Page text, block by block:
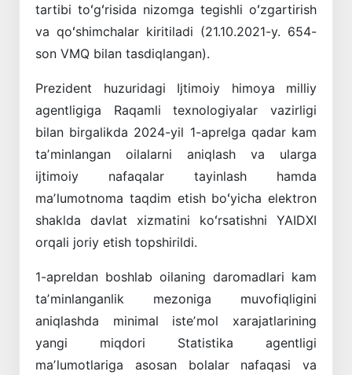
tartibi toʻgʻrisida nizomga tegishli oʻzgartirish
va qoʻshimchalar kiritiladi (21.10.2021-y. 654-
son VMQ bilan tasdiqlangan).
Prezident huzuridagi Ijtimoiy himoya milliy
agentligiga Raqamli texnologiyalar vazirligi
bilan birgalikda 2024-yil 1-aprelga qadar kam
taʼminlangan oilalarni aniqlash va ularga
ijtimoiy nafaqalar tayinlash hamda
maʼlumotnoma taqdim etish boʻyicha elektron
shaklda davlat xizmatini koʻrsatishni YAIDXI
orqali joriy etish topshirildi.
1-apreldan boshlab oilaning daromadlari kam
taʼminlanganlik mezoniga muvofiqligini
aniqlashda minimal isteʼmol xarajatlarining
yangi miqdori Statistika agentligi
maʼlumotlariga asosan bolalar nafaqasi va